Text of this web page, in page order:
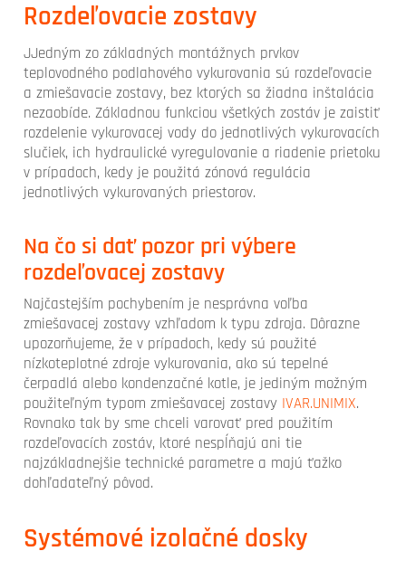
Rozdeľovacie zostavy
JJedným zo základných montážnych prvkov
teplovodného podlahového vykurovania sú rozdeľovacie
a zmiešavacie zostavy, bez ktorých sa žiadna inštalácia
nezaobíde. Základnou funkciou všetkých zostáv je zaistiť
rozdelenie vykurovacej vody do jednotlivých vykurovacích
slučiek, ich hydraulické vyregulovanie a riadenie prietoku
v prípadoch, kedy je použitá zónová regulácia
jednotlivých vykurovaných priestorov.
Na čo si dať pozor pri výbere
rozdeľovacej zostavy
Najčastejším pochybením je nesprávna voľba
zmiešavacej zostavy vzhľadom k typu zdroja. Dôrazne
upozorňujeme, že v prípadoch, kedy sú použité
nízkoteplotné zdroje vykurovania, ako sú tepelné
čerpadlá alebo kondenzačné kotle, je jediným možným
použiteľným typom zmiešavacej zostavy IVAR.UNIMIX.
Rovnako tak by sme chceli varovať pred použitím
rozdeľovacích zostáv, ktoré nespĺňajú ani tie
najzákladnejšie technické parametre a majú ťažko
dohľadateľný pôvod.
Systémové izolačné dosky